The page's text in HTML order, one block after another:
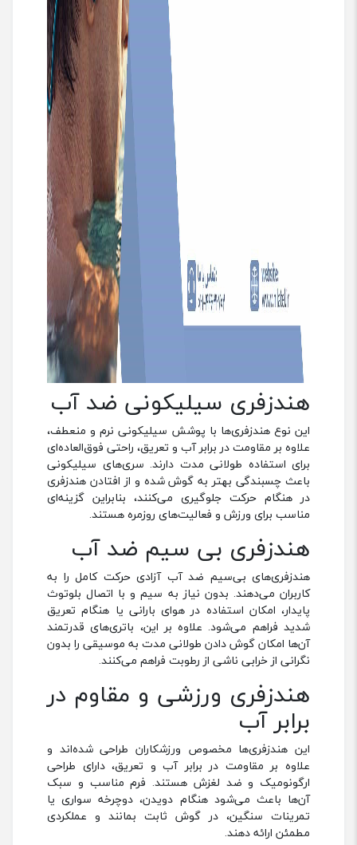
هندزفری سیلیکونی ضد آب
این نوع هندزفری‌ها با پوشش سیلیکونی نرم و منعطف،
علاوه بر مقاومت در برابر آب و تعریق، راحتی فوق‌العاده‌ای
برای استفاده طولانی مدت دارند. سری‌های سیلیکونی
باعث چسبندگی بهتر به گوش شده و از افتادن هندزفری
در هنگام حرکت جلوگیری می‌کنند، بنابراین گزینه‌ای
مناسب برای ورزش و فعالیت‌های روزمره هستند.
هندزفری بی ‌سیم ضد آب
هندزفری‌های بی‌سیم ضد آب آزادی حرکت کامل را به
کاربران می‌دهند. بدون نیاز به سیم و با اتصال بلوتوث
پایدار، امکان استفاده در هوای بارانی یا هنگام تعریق
شدید فراهم می‌شود. علاوه بر این، باتری‌های قدرتمند
آن‌ها امکان گوش دادن طولانی‌ مدت به موسیقی را بدون
نگرانی از خرابی ناشی از رطوبت فراهم می‌کنند.
هندزفری ورزشی و مقاوم در
برابر آب
این هندزفری‌ها مخصوص ورزشکاران طراحی شده‌اند و
علاوه بر مقاومت در برابر آب و تعریق، دارای طراحی
ارگونومیک و ضد لغزش هستند. فرم مناسب و سبک
آن‌ها باعث می‌شود هنگام دویدن، دوچرخه‌ سواری یا
تمرینات سنگین، در گوش ثابت بمانند و عملکردی
مطمئن ارائه دهند.